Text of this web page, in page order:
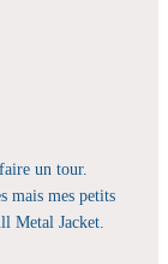
un tour.
mais mes petits
Metal Jacket.